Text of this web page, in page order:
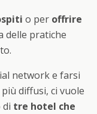
o per offrire
delle pratiche
network e farsi
diffusi, ci vuole
di tre hotel che